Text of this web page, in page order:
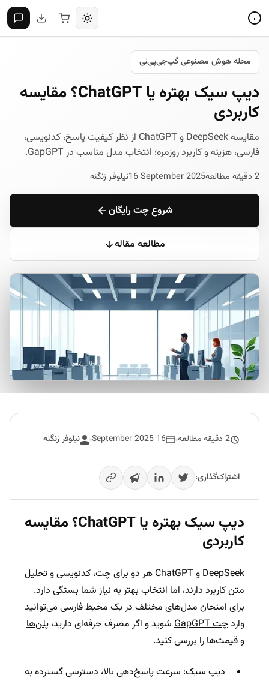
مجله هوش مصنوعی گپ‌جی‌پی‌تی
دیپ سیک بهتره یا ChatGPT؟ مقایسه
کاربردی
مقایسه DeepSeek و ChatGPT از نظر کیفیت پاسخ، کدنویسی،
فارسی، هزینه و کاربرد روزمره؛ انتخاب مدل مناسب در GapGPT.
2 دقیقه مطالعه 16 September 2025نیلوفر زنگنه
شروع چت رایگان
مطالعه مقاله
2 دقیقه مطالعه 16 September 2025 نیلوفر زنگنه
اشتراک‌گذاری:
دیپ سیک بهتره یا ChatGPT؟ مقایسه
کاربردی
DeepSeek و ChatGPT هر دو برای چت، کدنویسی و تحلیل
متن کاربرد دارند، اما انتخاب بهتر به نیاز شما بستگی دارد.
برای امتحان مدل‌های مختلف در یک محیط فارسی می‌توانید
واردچت GapGPT شوید و اگر مصرف حرفه‌ای دارید، پلن‌ها
و قیمت‌هارا بررسی کنید.
دیپ سیک: سرعت پاسخ‌دهی بالا، دسترسی گسترده به